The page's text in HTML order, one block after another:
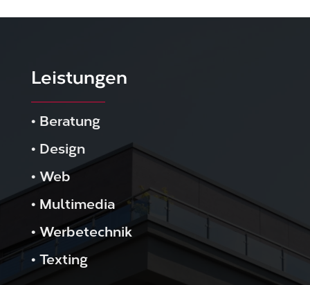
Leistungen
•Beratung
•Design
•Web
•Multimedia
•Werbetechnik
•Texting